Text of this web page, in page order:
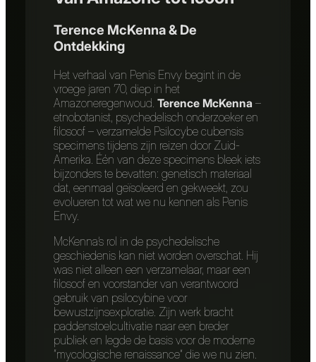
Terence McKenna & De
Ontdekking
Het verhaal van Penis Envy begint in de
vroege jaren ’70, diep in het
Amazoneregenwoud. Terence McKenna –
etnobotanist, psychedelisch onderzoeker en
filosoof – verzamelde Psilocybe cubensis
specimens tijdens zijn reizen door Zuid-
Amerika. Één van deze specimens bleek iets
bijzonders te bevatten: genetisch materiaal
dat, eenmaal geïsoleerd en gekweekt, zou
evolueren tot wat we nu kennen als Penis
Envy.
McKenna’s rol in de psychedelische
geschiedenis kan niet worden overschat. Hij
was niet alleen een verzamelaar, maar een
filosoof en voorstander van verantwoord
gebruik van psilocybine voor
bewustzijnsexploratie. Zijn werk bracht
paddenstoelcultivatie naar een breder
publiek en legde de basis voor de moderne
“mycologische renaissance” die we nu zien.